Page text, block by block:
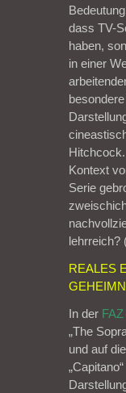
dass TV-
haben,
in einer
Kontext
Serie
lehrreich?
REALES
In der
„The
und auf